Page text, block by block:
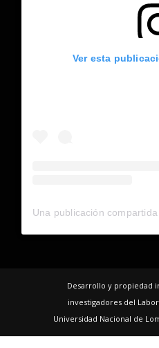
Ver esta
Desarrollo y propiedad
investigadores del
Universidad Nacional de